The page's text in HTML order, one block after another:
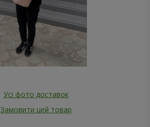
Усі фото доставок
Замовити цей товар